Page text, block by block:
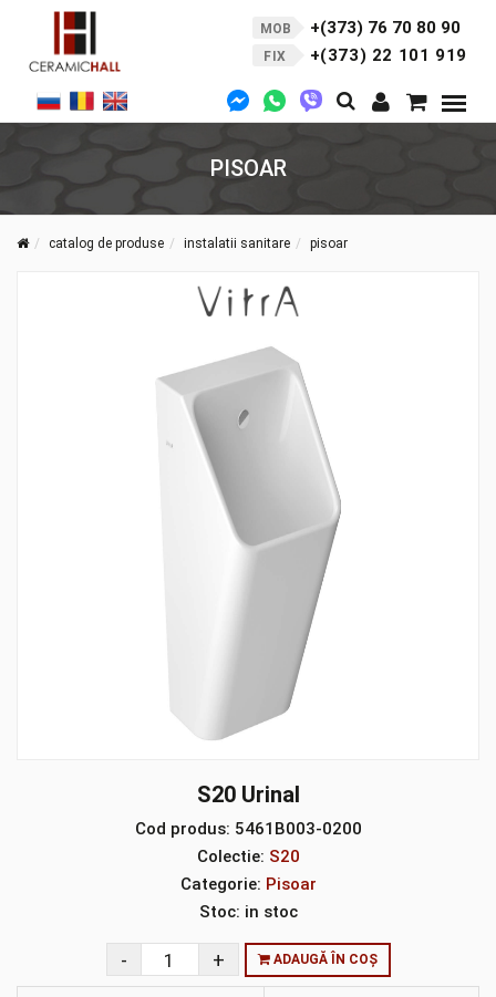
MOB +(373) 76 70 80 90
FIX +(373) 22 101 919
PISOAR
catalog de produse instalatii sanitare pisoar
S20 Urinal
Cod produs: 5461B003-0200
Colectie: S20
Categorie: Pisoar
Stoc: in stoc
ADAUGĂ ÎN COȘ